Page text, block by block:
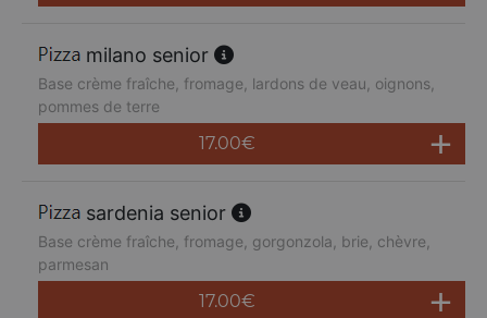
milano senior
Base crème fraîche, fromage, lardons de veau, oignons,
pommes de terre
17.00€
sardenia senior
Base crème fraîche, fromage, gorgonzola, brie, chèvre,
parmesan
17.00€